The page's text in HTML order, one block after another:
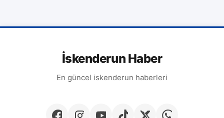
İskenderun Haber
En güncel iskenderun haberleri